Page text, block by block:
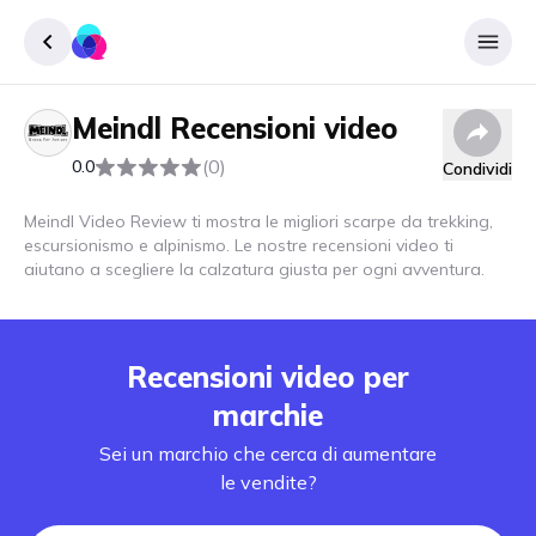
Accedere
Inscrivere
Meindl Recensioni video
0.0 (0) Condividi
Meindl Video Review ti mostra le migliori scarpe da trekking,
escursionismo e alpinismo. Le nostre recensioni video ti
aiutano a scegliere la calzatura giusta per ogni avventura.
Recensioni video per
marchie
Sei un marchio che cerca di aumentare
le vendite?